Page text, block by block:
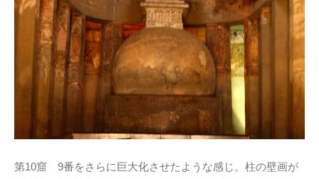
第10窟 9番をさらに巨大化させたような感じ。柱の壁画が